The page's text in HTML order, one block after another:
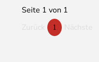
Seite 1 von 1
1